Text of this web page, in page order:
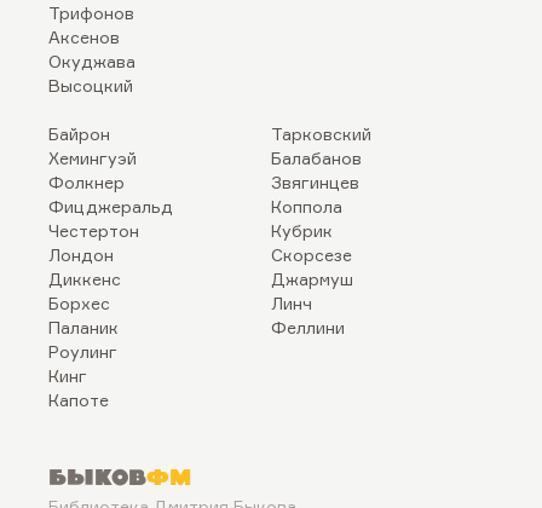
Трифонов
Аксенов
Окуджава
Высоцкий
Байрон
Хемингуэй
Фолкнер
Фицджеральд
Честертон
Лондон
Диккенс
Борхес
Паланик
Роулинг
Кинг
Капоте
Тарковский
Балабанов
Звягинцев
Коппола
Кубрик
Скорсезе
Джармуш
Линч
Феллини
БыковФМ